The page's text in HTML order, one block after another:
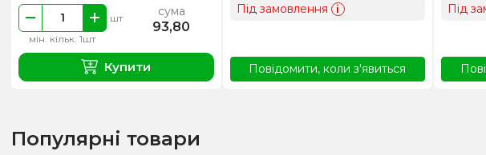
мін. кільк. 1шт
шт сума
93,80
Купити
Під замовлення i
Повідомити, коли з'явиться
Під
Популярні товари